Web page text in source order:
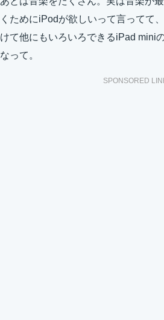
くためにiPodが欲しいって言ってて
けて他にもいろいろできるiPad mini
なって。
SPONSORED